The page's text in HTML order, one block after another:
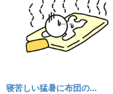
寝苦しい猛暑に布団の...